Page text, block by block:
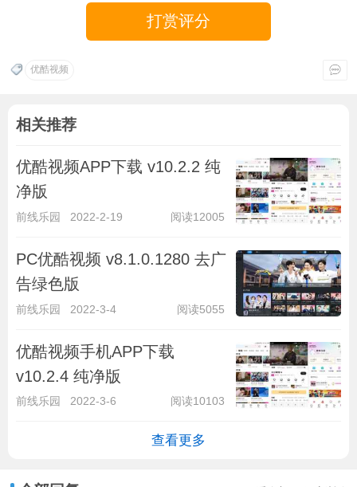
打赏评分
优酷视频
相关推荐
优酷视频APP下载 v10.2.2 纯
净版
前线乐园 2022-2-19 阅读12005
PC优酷视频 v8.1.0.1280 去广
告绿色版
前线乐园 2022-3-4 阅读5055
优酷视频手机APP下载
v10.2.4 纯净版
前线乐园 2022-3-6 阅读10103
查看更多